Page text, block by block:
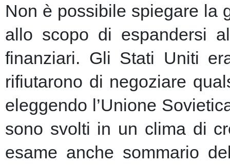
Non è possibile spiegare la
allo scopo di espandersi
finanziari. Gli Stati Uniti
rifiutarono di negoziare
eleggendo l’Unione
sono svolti in un clima di
esame anche sommario